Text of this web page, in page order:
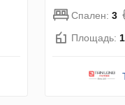
Спален: 3
Площадь: